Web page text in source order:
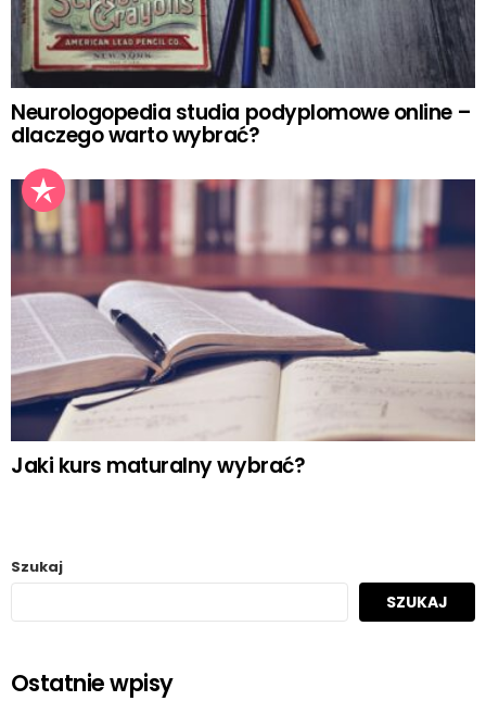
Neurologopedia studia podyplomowe online –
dlaczego warto wybrać?
Jaki kurs maturalny wybrać?
Szukaj
SZUKAJ
Ostatnie wpisy